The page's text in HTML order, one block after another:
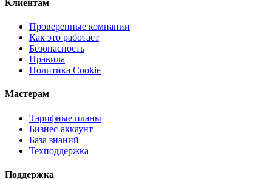
Клиентам
Проверенные компании
Как это работает
Безопасность
Правила
Политика Cookie
Мастерам
Тарифные планы
Бизнес-аккаунт
База знаний
Техподдержка
Поддержка